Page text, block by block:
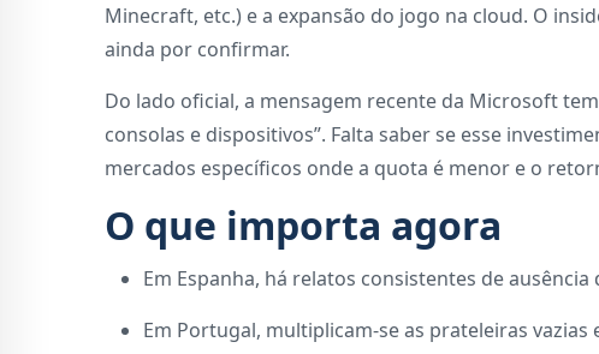
Minecraft, etc.) e a expansão do jogo na cloud. O
ainda por confirmar.
Do lado oficial, a mensagem recente da Microsoft
consolas e dispositivos”. Falta saber se esse
mercados específicos onde a quota é menor e o
O que importa agora
Em Espanha, há relatos consistentes de
Em Portugal, multiplicam-se as prateleiras vazias